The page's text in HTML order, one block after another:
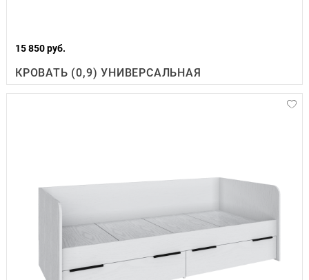
15 850 руб.
КРОВАТЬ (0,9) УНИВЕРСАЛЬНАЯ